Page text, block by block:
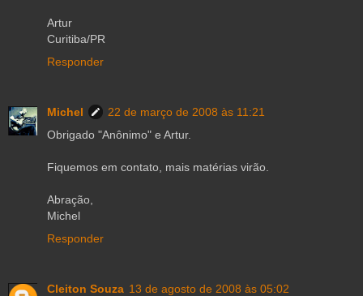
Artur
Curitiba/PR
Responder
Michel
22 de março de 2008 às 11:21
Obrigado "Anônimo" e Artur.
Fiquemos em contato, mais matérias virão.
Abração,
Michel
Responder
Cleiton Souza 13 de agosto de 2008 às 05:02